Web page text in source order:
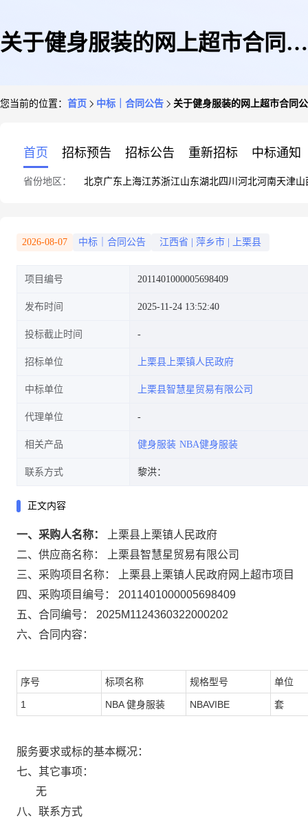
关于健身服装的网上超市合同公
您当前的位置： 首页 中标｜合同公告 关于健身服装的网上超市合同
首页 招标预告 招标公告 重新招标 中标通知
省份地区： 北京广东 上海江苏浙江山东湖北四川 河北河南天津山
2026-08-07 中标｜合同公告 江西省 萍乡市 上栗县
项目编号 2011401000005698409
发布时间 2025-11-24 13:52:40
投标截止时间
招标单位 上栗县上栗镇人民政府
中标单位 上栗县智慧星贸易有限公司
代理单位
相关产品 健身服装 NBA健身服装
联系方式 黎洪：
正文内容
一、采购人名称：
上栗县上栗镇人民政府
二、供应商名称：
上栗县智慧星贸易有限公司
三、采购项目名称：
上栗县上栗镇人民政府网上超市项目
四、采购项目编号：
2011401000005698409
五、合同编号：
2025M1124360322000202
六、合同内容：
序号 标项名称 规格型号 单位
1 NBA 健身服装 NBAVIBE 套
服务要求或标的基本概况：
七、其它事项：
无
八、联系方式